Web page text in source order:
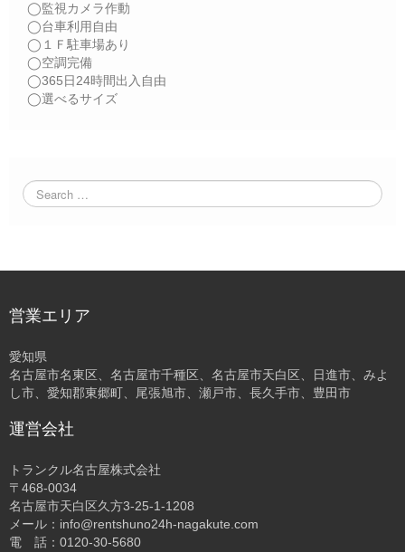
◯監視カメラ作動
◯台車利用自由
◯１Ｆ駐車場あり
◯空調完備
◯365日24時間出入自由
◯選べるサイズ
営業エリア
愛知県
名古屋市名東区、名古屋市千種区、名古屋市天白区、日進市、みよ
し市、愛知郡東郷町、尾張旭市、瀬戸市、長久手市、豊田市
運営会社
トランクル名古屋株式会社
〒468-0034
名古屋市天白区久方3-25-1-1208
メール：info@rentshuno24h-nagakute.com
電 話：0120-30-5680